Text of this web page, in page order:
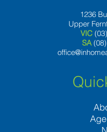
1236
Upper
VIC
SA